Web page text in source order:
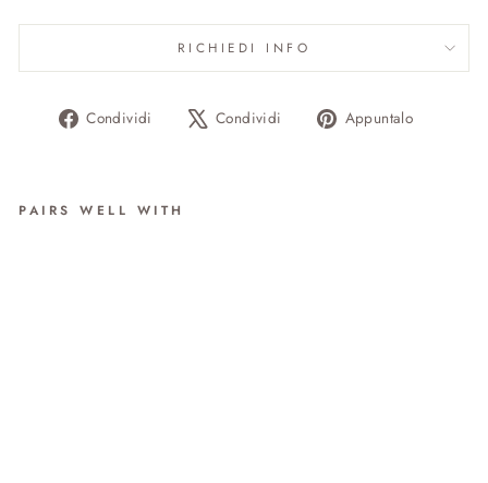
RICHIEDI INFO
Condividi
CondividiCondividi
Twitta Appuntalo
PAIRS WELL WITH